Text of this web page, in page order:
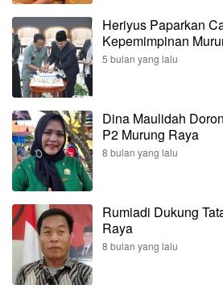
Heriyus Paparkan
Kepemimpinan
5 bulan yang lalu
Dina Maulidah
P2 Murung Raya
8 bulan yang lalu
Rumiadi Dukung
Raya
8 bulan yang lalu